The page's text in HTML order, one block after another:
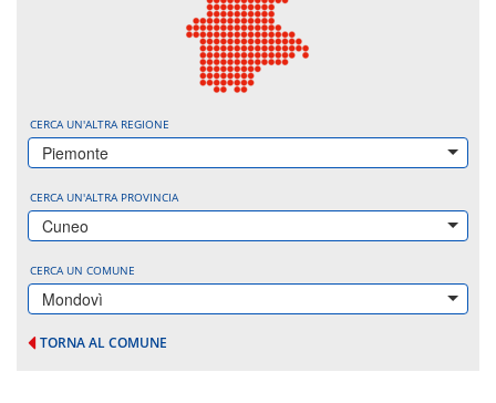
CERCA UN'ALTRA REGIONE
Piemonte
CERCA UN'ALTRA PROVINCIA
Cuneo
CERCA UN COMUNE
Mondovì
TORNA AL COMUNE